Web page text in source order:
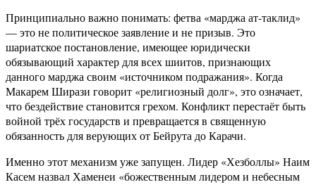
Принципиально важно понимать: фетва «марджа ат-таклид»
— это не политическое заявление и не призыв. Это
шариатское постановление, имеющее юридически
обязывающий характер для всех шиитов, признающих
данного марджа своим «источником подражания». Когда
Макарем Ширази говорит «религиозный долг», это означает,
что бездействие становится грехом. Конфликт перестаёт быть
войной трёх государств и превращается в священную
обязанность для верующих от Бейрута до Карачи.
Именно этот механизм уже запущен. Лидер «Хезболлы» Наим
Касем назвал Хаменеи «божественным лидером и небесным